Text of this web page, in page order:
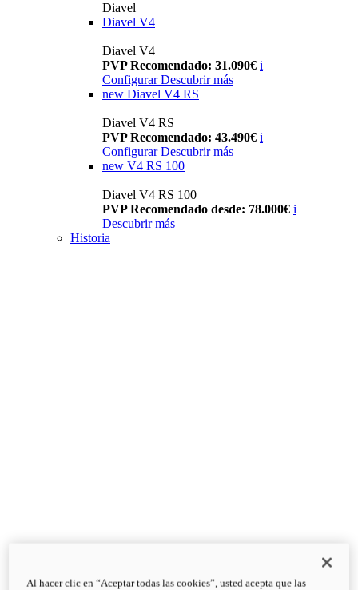
Diavel
Diavel V4
Diavel V4
PVP Recomendado: 31.090€ i
Configurar Descubrir más
new Diavel V4 RS
Diavel V4 RS
PVP Recomendado: 43.490€ i
Configurar Descubrir más
new V4 RS 100
Diavel V4 RS 100
PVP Recomendado desde: 78.000€ i
Descubrir más
Historia
Al hacer clic en “Aceptar todas las cookies”, usted acepta que las